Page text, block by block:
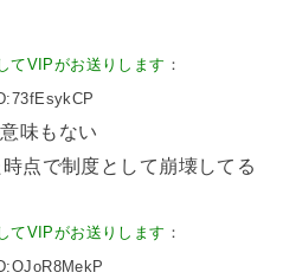
てVIPがお送りします ：
味もない
点で制度として崩壊してる
てVIPがお送りします ：